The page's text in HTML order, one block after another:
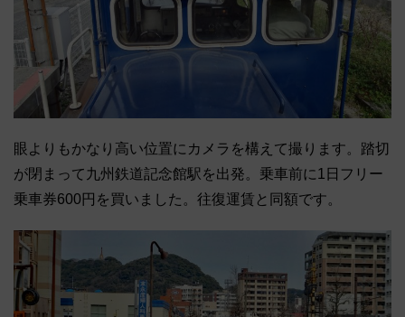
眼よりもかなり高い位置にカメラを構えて撮ります。踏切
が閉まって九州鉄道記念館駅を出発。乗車前に1日フリー
乗車券600円を買いました。往復運賃と同額です。